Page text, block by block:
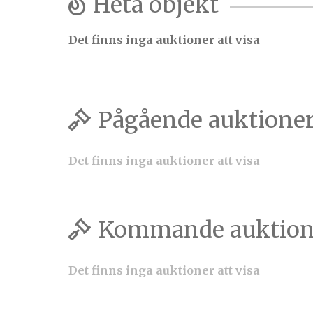
Det finns inga auktioner att visa
Pågående
Det finns inga auktioner att visa
Kommande
Det finns inga auktioner att visa